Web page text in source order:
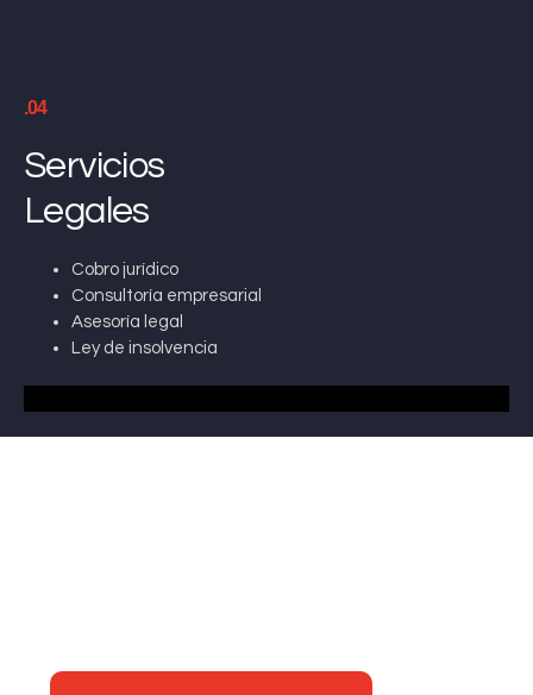
.04
Servicios
Legales
Cobro jurídico
Consultoría empresarial
Asesoría legal
Ley de insolvencia